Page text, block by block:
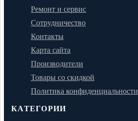
Ремонт и сервис
Сотрудничество
Контакты
Карта сайта
Производители
Товары со скидкой
Политика конфиденциальности
КАТЕГОРИИ